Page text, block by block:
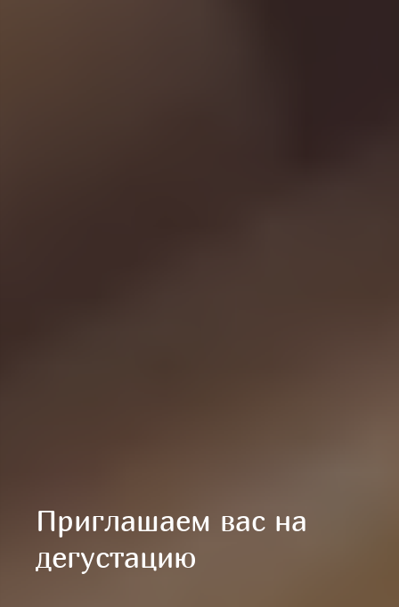
Ремесленные сыры
Нойдам
Приглашаем вас на
дегустацию